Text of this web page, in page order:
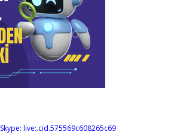
Skype: live:.cid.575569c608265c69